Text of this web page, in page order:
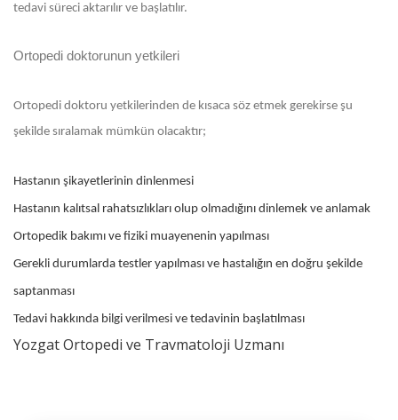
tedavi süreci aktarılır ve başlatılır.
Ortopedi doktorunun yetkileri
Ortopedi doktoru yetkilerinden de kısaca söz etmek gerekirse şu
şekilde sıralamak mümkün olacaktır;
Hastanın şikayetlerinin dinlenmesi
Hastanın kalıtsal rahatsızlıkları olup olmadığını dinlemek ve anlamak
Ortopedik bakımı ve fiziki muayenenin yapılması
Gerekli durumlarda testler yapılması ve hastalığın en doğru şekilde
saptanması
Tedavi hakkında bilgi verilmesi ve tedavinin başlatılması
Yozgat Ortopedi ve Travmatoloji Uzmanı